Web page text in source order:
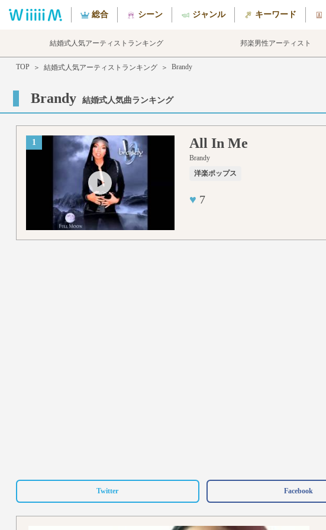
総合 シーン ジャンル キーワード
結婚式人気アーティストランキング 邦楽男性アーティスト
TOP ＞ 結婚式人気アーティストランキング ＞ Brandy
Brandy 結婚式人気曲ランキング
1 All In Me
Brandy
洋楽ポップス
♥ 7
Twitter Facebook